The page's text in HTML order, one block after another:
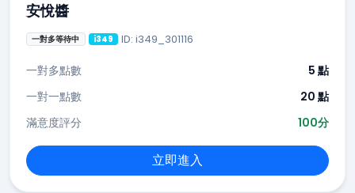
安悅醬
一對多等待中 i349 ID: i349_301116
一對多點數
5 點
一對一點數
20 點
滿意度評分
100分
立即進入